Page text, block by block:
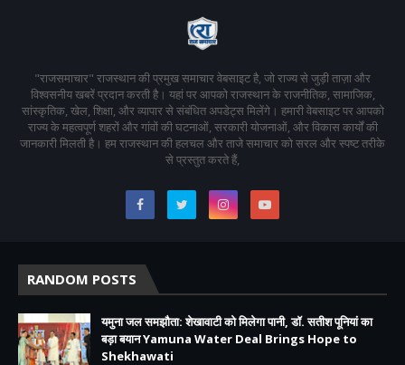
"राजसमाचार" राजस्थान की प्रमुख समाचार वेबसाइट है, जो राज्य से जुड़ी ताज़ा और
विश्वसनीय खबरें प्रदान करती है। यहां पर आपको राजस्थान के राजनीतिक, सामाजिक,
सांस्कृतिक, खेल, शिक्षा, और व्यापार से संबंधित अपडेट्स मिलेंगे। हमारी वेबसाइट पर आपको
राज्य के महत्वपूर्ण शहरों और गांवों की घटनाओं, सरकारी योजनाओं, और विकास कार्यों की
जानकारी मिलती है। हम राजस्थान की हलचल और ताजे समाचार को सरल और स्पष्ट तरीके
से प्रस्तुत करते हैं,
RANDOM POSTS
यमुना जल समझौता: शेखावाटी को मिलेगा पानी, डॉ. सतीश पूनियां का
बड़ा बयान Yamuna Water Deal Brings Hope to
Shekhawati